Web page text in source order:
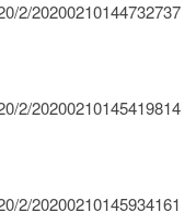
2/20200210144732737
2/20200210145419814
2/20200210145934161